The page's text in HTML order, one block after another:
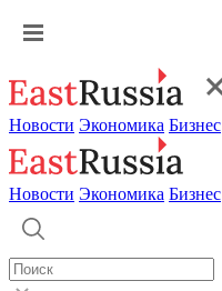
Новости Экономика Бизнес
Новости Экономика Бизнес